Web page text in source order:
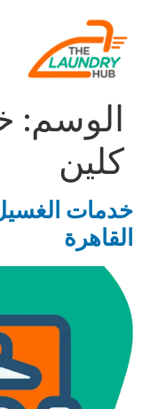
الوسم:
كلين
خدمات
القاهرة